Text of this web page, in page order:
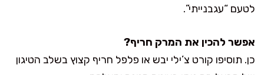
לטעם “עגבנייתי”.
אפשר להכין את המרק חריף?
כן. תוסיפו קורט צ’ילי יבש או פלפל חריף קצוץ בשלב הטיגון